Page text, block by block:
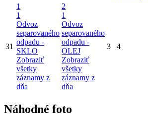
31
1
1
Odvoz
separovaného
odpadu -
SKLO
Zobraziť
všetky
záznamy z
dňa
2
1
Odvoz
separovaného
odpadu -
OLEJ
Zobraziť
všetky
záznamy z
dňa
3 4
Náhodné foto